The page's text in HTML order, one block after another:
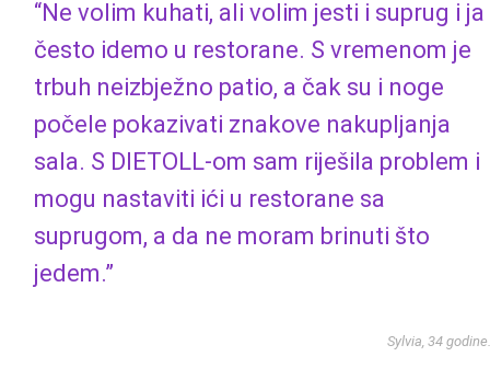
“Ne volim kuhati, ali volim jesti i suprug i ja
često idemo u restorane. S vremenom je
trbuh neizbježno patio, a čak su i noge
počele pokazivati ​​znakove nakupljanja
sala. S DIETOLL-om sam riješila problem i
mogu nastaviti ići u restorane sa
suprugom, a da ne moram brinuti što
jedem.”
Sylvia, 34 godine.